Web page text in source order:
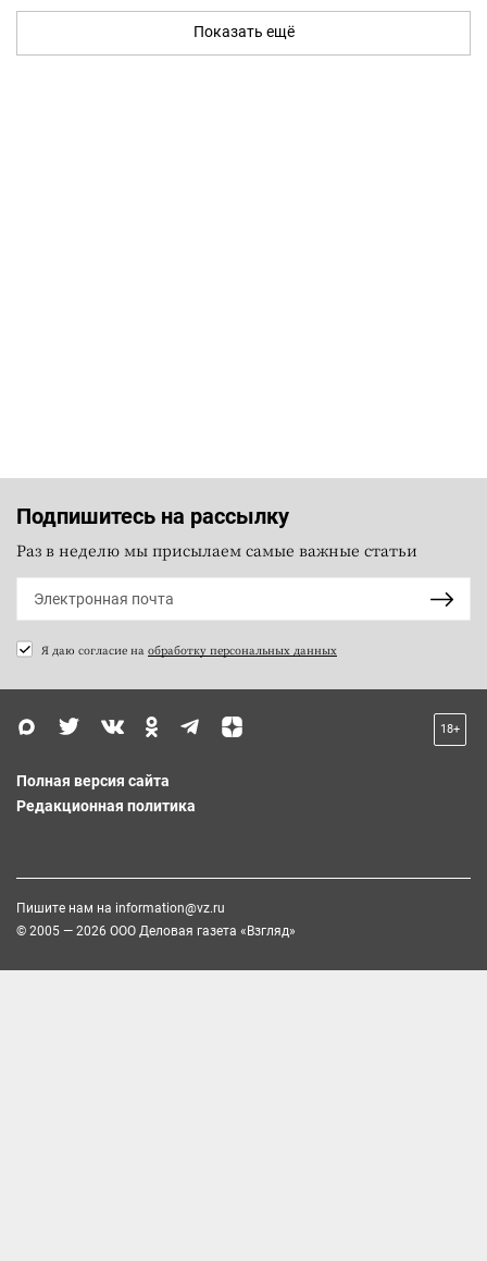
Показать ещё
Подпишитесь на рассылку
Раз в неделю мы присылаем самые важные статьи
Я даю согласие на обработку персональных данных
18+
Полная версия сайта
Редакционная политика
Пишите нам на information@vz.ru
© 2005 — 2026 ООО Деловая газета «Взгляд»